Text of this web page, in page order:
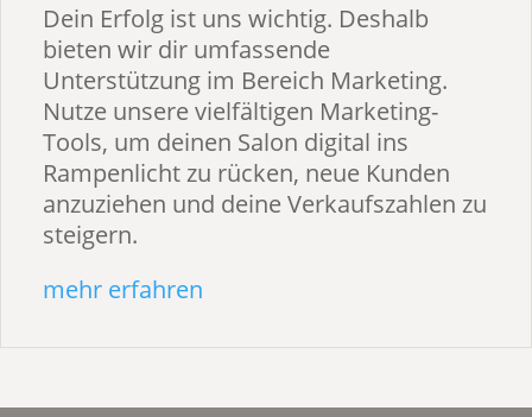
Dein Erfolg ist uns wichtig. Deshalb
bieten wir dir umfassende
Unterstützung im Bereich Marketing.
Nutze unsere vielfältigen Marketing-
Tools, um deinen Salon digital ins
Rampenlicht zu rücken, neue Kunden
anzuziehen und deine Verkaufszahlen zu
steigern.
mehr erfahren